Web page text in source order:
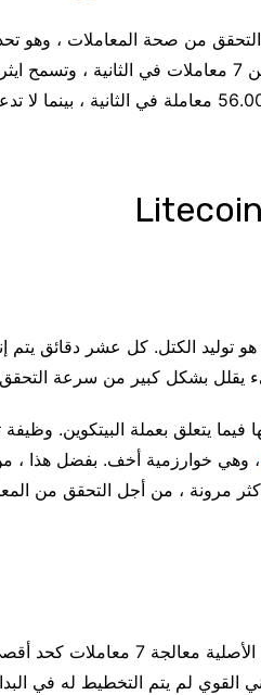
من صحة المعاملات ، وهو
من أجل المنافسة على مستوى عالٍ. يسمح بيتكوين بالتحقق من 7 معاملات
صحة 15 معاملة في الثانية ، وتسمح فيزا بالتحقق من صحة 56.000 معاملة في
هو توليد الكتل. كل عشر دقائق يتم
يتعلق بعملة البيتكوين. وظيفة
، وهي خوارزمية أخف. بفضل هذا ،
وأكثر مرونة ، من أجل التحقق من
تعد قابلية التوسع إحدى أكبر مشكلات البيتكوين. حددت
القوي لم يتم التخطيط له في